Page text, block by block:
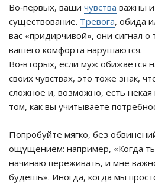
Во‑первых, ваши чувства важны
существование. Тревога, обида
вас «придирчивой», они сигнал
вашего комфорта нарушаются.
Во‑вторых, если муж обижается
своих чувствах, это тоже знак,
сложное и, возможно, есть
том, как вы учитываете
Попробуйте мягко, без
ощущением: например, «Когда
начинаю переживать, и мне
будешь». Иногда, когда мы